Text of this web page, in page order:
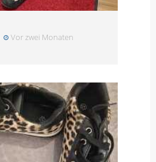
Vor zwei Monaten